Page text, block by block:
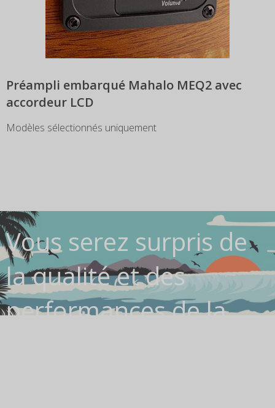
Préampli embarqué Mahalo MEQ2 avec
accordeur LCD
Modèles sélectionnés uniquement
Vous serez surpris de
la qualité et des
performances de la